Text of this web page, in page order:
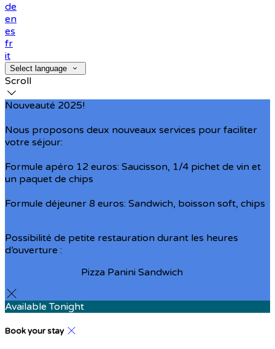
de
en
es
fr
it
Select language
Scroll
Nouveauté 2025!
Nous proposons deux nouveaux services pour faciliter
votre séjour:
Formule apéro 12 euros: Saucisson, 1/4 pichet de vin et
un paquet de chips
Formule déjeuner 8 euros: Sandwich, boisson soft, chips
Possibilité de petite restauration durant les heures
d’ouverture :
Pizza Panini Sandwich
Available Tonight
Book your stay